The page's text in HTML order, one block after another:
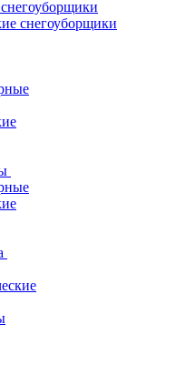
снегоуборщики